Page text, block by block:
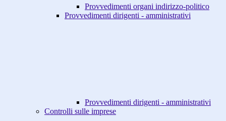
Provvedimenti organi indirizzo-politico
Provvedimenti dirigenti - amministrativi
Provvedimenti dirigenti - amministrativi
Controlli sulle imprese